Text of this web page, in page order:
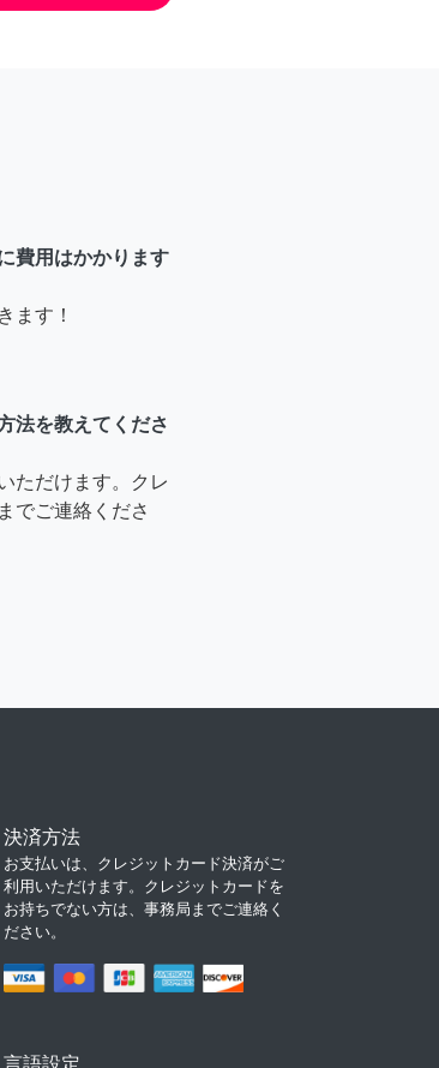
費用はかかります
ます！
法を教えてくださ
ただけます。クレ
でご連絡くださ
決済方法
お支払いは、クレジットカード決済がご
利用いただけます。クレジットカードを
お持ちでない方は、事務局までご連絡く
ださい。
言語設定